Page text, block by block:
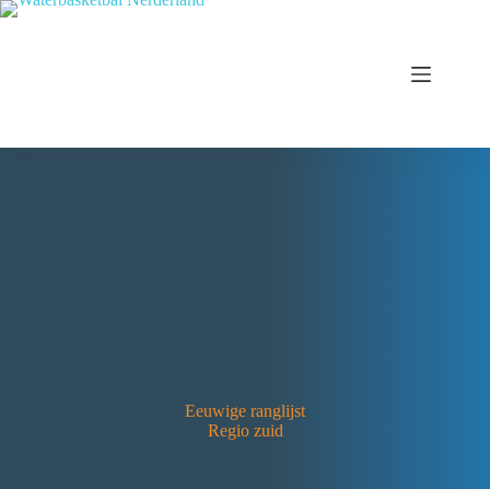
Eeuwige ranglijst
Regio zuid